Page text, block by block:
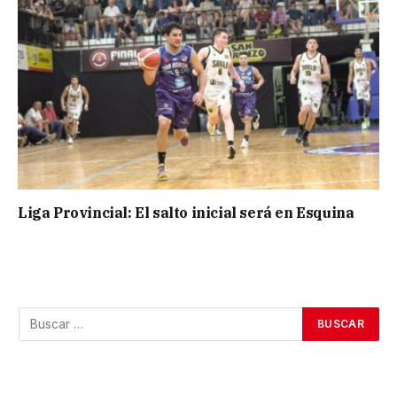
Liga Provincial: El salto inicial será en Esquina